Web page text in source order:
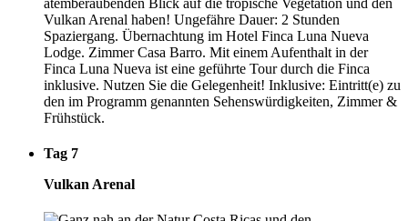
Vulkan Arenal haben! Ungefähre Dauer: 2 Stunden
Spaziergang. Übernachtung im Hotel Finca Luna Nueva
Lodge. Zimmer Casa Barro. Mit einem Aufenthalt in der
Finca Luna Nueva ist eine geführte Tour durch die Finca
inklusive. Nutzen Sie die Gelegenheit! Inklusive: Eintritt(e) zu
den im Programm genannten Sehenswürdigkeiten, Zimmer &
Frühstück.
Tag 7
Vulkan Arenal